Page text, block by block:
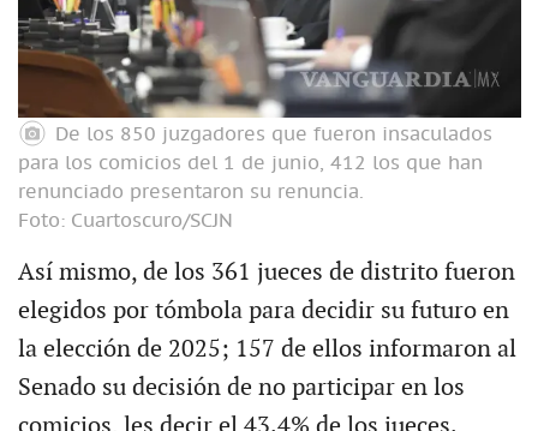
De los 850 juzgadores que fueron insaculados
para los comicios del 1 de junio, 412 los que han
renunciado presentaron su renuncia.
Foto: Cuartoscuro/SCJN
Así mismo, de los 361 jueces de distrito fueron
elegidos por tómbola para decidir su futuro en
la elección de 2025; 157 de ellos informaron al
Senado su decisión de no participar en los